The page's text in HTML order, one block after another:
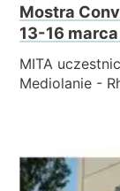
Mostra
13-16
MITA
Mediolanie -